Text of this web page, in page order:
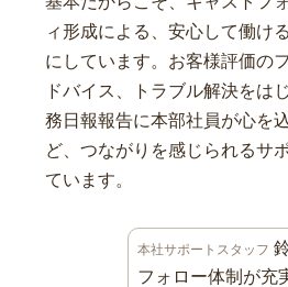
ィ形成による、安心して働け
にしています。お客様評価の
ドバイス、トラブル解決をは
務日報報告に本部社員が心を
ど、つながりを感じられるサ
ています。
本社サポートスタッフ
フォロー体制が充